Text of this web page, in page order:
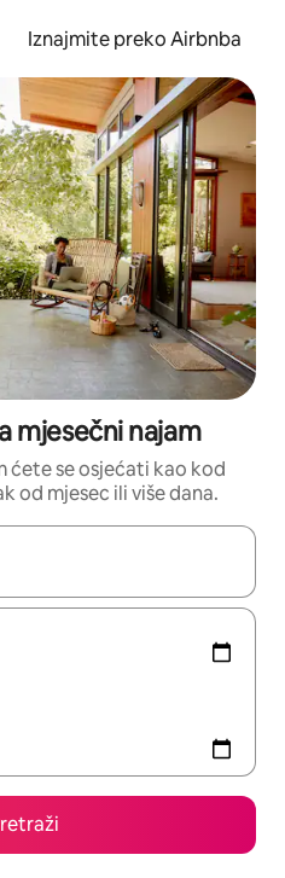
Iznajmite preko Airbnba
mjesečni najam
ćete se osjećati kao kod
od mjesec ili više dana.
moći ćete ih pregledati